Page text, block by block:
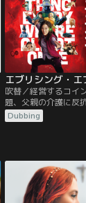
吹替／経営するコイ
題、父親の介護に反
で頼りにならない夫
ラブルを抱えたエヴ
かと驚くエヴリンだ
マルチバースにジャン
Dubbing